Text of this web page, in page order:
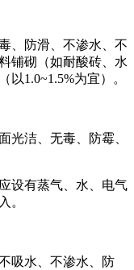
防滑、不渗水、不
铺砌（如耐酸砖、水
1.0~1.5%为宜）。
洁、无毒、防霉、
有蒸气、水、电气
。
水、不渗水、防